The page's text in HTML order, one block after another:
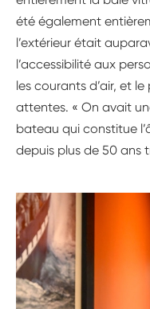
été également
l’extérieur était
l’accessibilité aux
les courants d’air, et
attentes. « On avait
bateau qui constitue
depuis plus de 50 ans